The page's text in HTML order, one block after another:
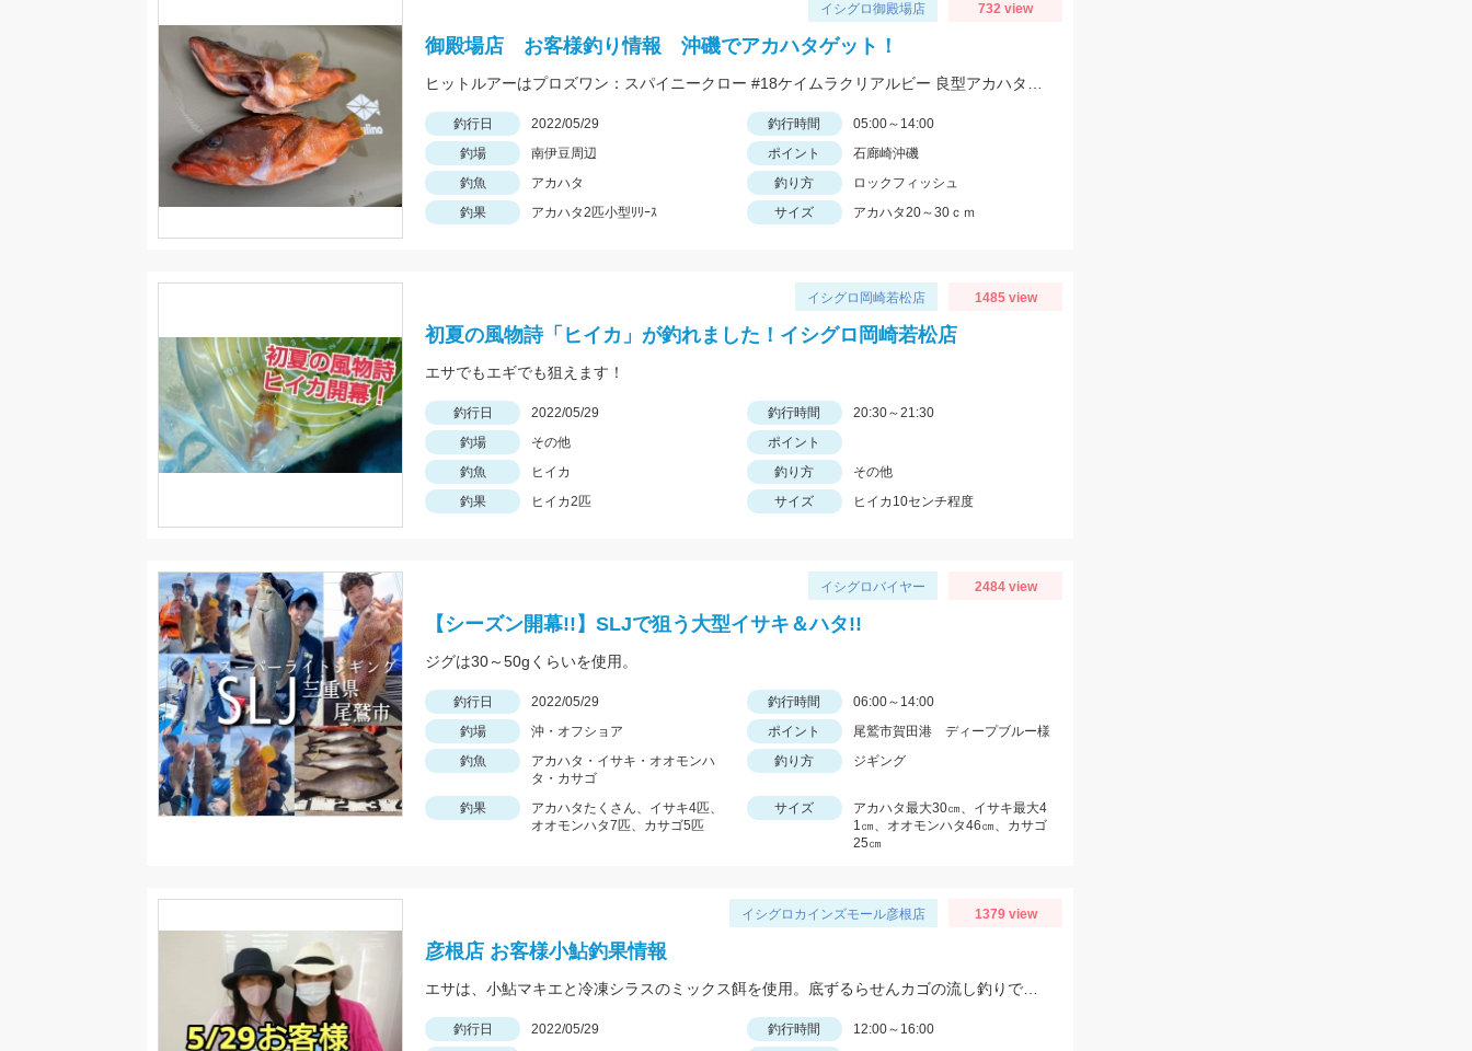
イシグロ御殿場店 732 view
御殿場店 お客様釣り情報 沖磯でアカハタゲット！
釣行日 2022/05/29 釣行時間
05:00～14:00
釣場
南伊豆周辺 ポイント
石廊崎沖磯
釣魚
アカハタ 釣り方
ロックフィッシュ
釣果
アカハタ2匹小型ﾘﾘｰｽ サイズ アカハタ20～30ｃｍ
イシグロ岡崎若松店 1485 view
初夏の風物詩「ヒイカ」が釣れました！イシグロ岡崎若松店
エサでもエギでも狙えます！
釣行日 2022/05/29 釣行時間
20:30～21:30
釣場
その他
ポイント
釣魚
ヒイカ 釣り方
その他
釣果
ヒイカ2匹 サイズ ヒイカ10センチ程度
イシグロバイヤー 2484 view
【シーズン開幕!!】SLJで狙う大型イサキ＆ハタ!!
ジグは30～50gくらいを使用。
釣行日 2022/05/29 釣行時間
06:00～14:00
釣場
沖・オフショア ポイント
尾鷲市賀田港 ディープブルー様
釣魚
アカハタ・イサキ・オオモンハ
タ・カサゴ
釣り方 ジギング
釣果
アカハタたくさん、イサキ4匹、
オオモンハタ7匹、カサゴ5匹
サイズ
アカハタ最大30㎝、イサキ最大4
1㎝、オオモンハタ46㎝、カサゴ
25㎝
イシグロカインズモール彦根店 1379 view
彦根店 お客様小鮎釣果情報
釣行日 2022/05/29 釣行時間 12:00～16:00